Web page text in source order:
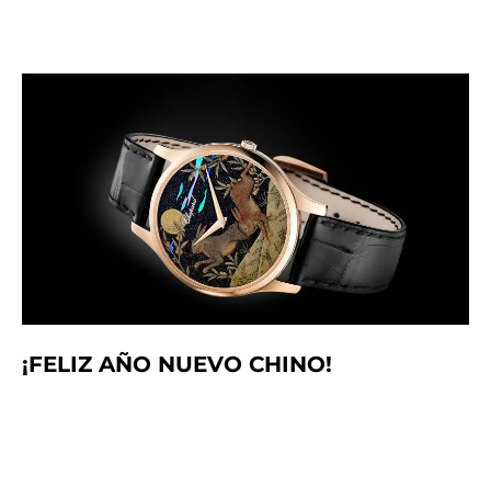
¡FELIZ AÑO NUEVO CHINO!